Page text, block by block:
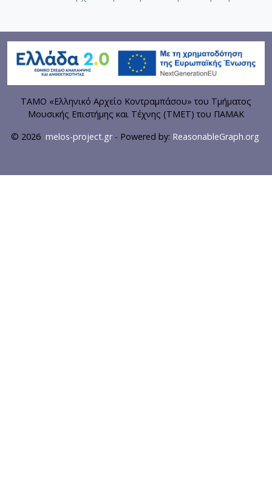
ΤΑΜΟ «Ελληνικό Αρχείο Κοντραμπάσου» του Τμήματος
Μουσικής Επιστήμης και Τέχνης (ΤΜΕΤ) του ΠΑΜΑΚ
© 2026 melos-project.gr- Powered by: ReasonableGraph.org